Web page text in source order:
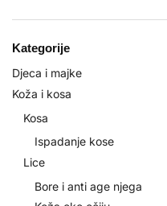
Kategorije
Djeca i majke
Koža i kosa
Kosa
Ispadanje kose
Lice
Bore i anti age njega